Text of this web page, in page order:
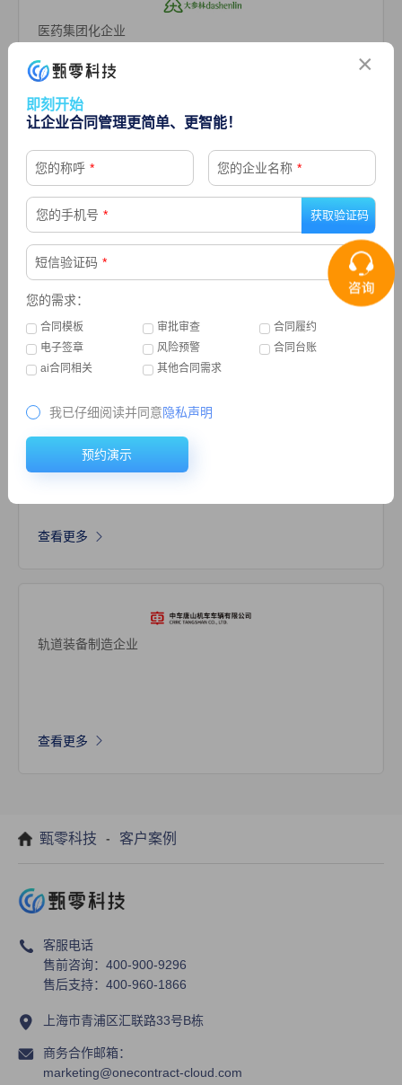
医药集团化企业
查看更多
国内物业服务龙头企业
查看更多
材料制造领域知名公司
查看更多
轨道装备制造企业
查看更多
甄零科技 - 客户案例
客服电话
售前咨询：400-900-9296
售后支持：400-960-1866
上海市青浦区汇联路33号B栋
商务合作邮箱：
marketing@onecontract-cloud.com
即刻开始
让企业合同管理更简单、更智能！
您的称呼 * 您的企业名称 *
您的手机号 *
短信验证码 *
您的需求：
合同模板 审批审查
合同履约
电子签章
风险预警
合同台账
ai合同相关
其他合同需求
我已仔细阅读并同意隐私声明
预约演示
×